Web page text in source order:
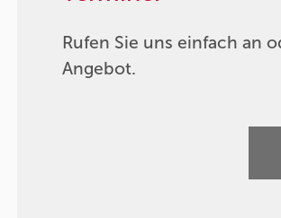
Rufen Sie uns einfach an
Angebot.